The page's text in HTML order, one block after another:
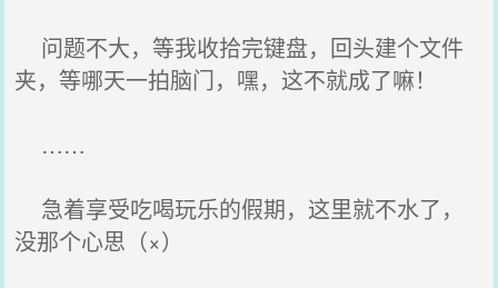
问题不大，等我收拾完键盘，回头建个文件
夹，等哪天一拍脑门，嘿，这不就成了嘛！
……
急着享受吃喝玩乐的假期，这里就不水了，
没那个心思（×）